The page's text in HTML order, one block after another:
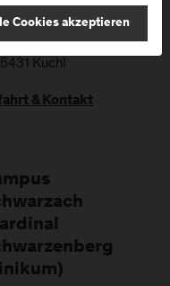
Kuchl
136a
5431 Kuchl
& Kontakt
Cookies akzeptieren